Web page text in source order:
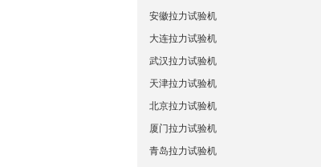
安徽拉力试验机
大连拉力试验机
武汉拉力试验机
天津拉力试验机
北京拉力试验机
厦门拉力试验机
青岛拉力试验机